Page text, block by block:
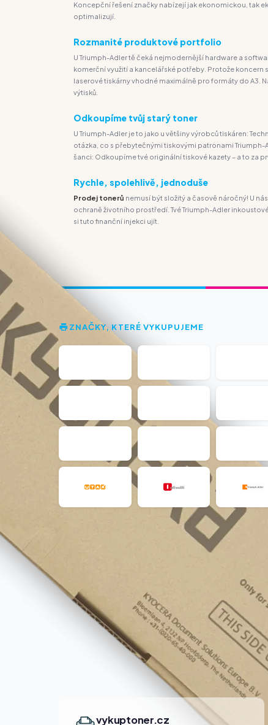
Koncepční řešení značky nabízejí jak ekonomickou, tak
optimalizují.
Rozmanité produktové portfolio
U Triumph-Adler tě čeká nejmodernější hardware a
komerční využití a kancelářské potřeby. Protože
laserové tiskárny vhodné maximálně pro formáty do A3.
výtisků.
Odkoupíme tvůj starý toner
U Triumph-Adler je to jako u většiny výrobců tiskáren:
otázka, co s přebytečnými tiskovými patronami Triumph-
šanci: Odkoupíme tvé originální tiskové kazety – a to za
Rychle, spolehlivě, jednoduše
Prodej tonerů nemusí být složitý a časově náročný! U
ochraně životního prostředí. Tvé Triumph-Adler
si tuto finanční injekci ujít.
ZNAČKY, KTERÉ VYKUPUJEME
vykuptoner.cz